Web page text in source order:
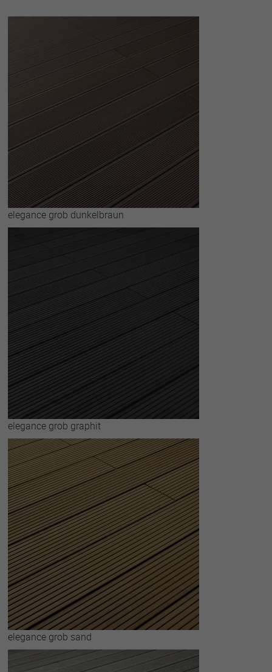
elegance grob dunkelbraun
elegance grob graphit
elegance grob sand